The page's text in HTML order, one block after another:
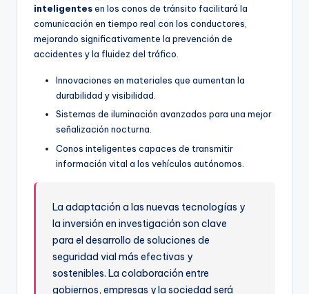
inteligentesen los conos de tránsito facilitará la
comunicación en tiempo real con los conductores,
mejorando significativamente la prevención de
accidentes y la fluidez del tráfico.
Innovaciones en materiales que aumentan la
durabilidad y visibilidad.
Sistemas de iluminación avanzados para una mejor
señalización nocturna.
Conos inteligentes capaces de transmitir
información vital a los vehículos autónomos.
La adaptación a las nuevas tecnologías y
la inversión en investigación son clave
para el desarrollo de soluciones de
seguridad vial más efectivas y
sostenibles. La colaboración entre
gobiernos, empresas y la sociedad será